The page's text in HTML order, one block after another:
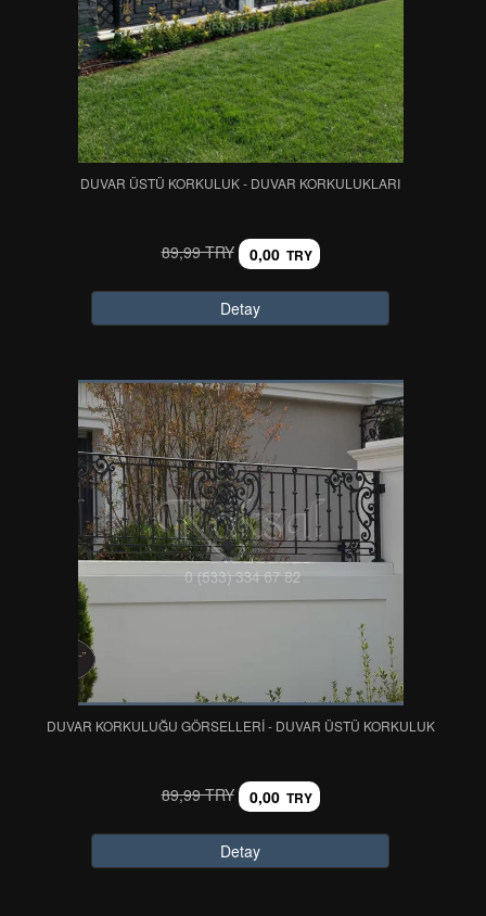
DUVAR ÜSTÜ KORKULUK - DUVAR KORKULUKLARI
89,99 TRY 0,00 TRY
Detay
DUVAR KORKULUĞU GÖRSELLERİ - DUVAR ÜSTÜ KORKULUK
89,99 TRY 0,00 TRY
Detay